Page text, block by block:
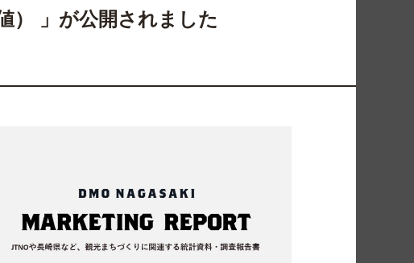
） 」が公開されました